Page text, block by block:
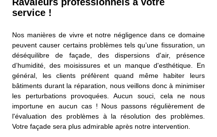
service !
Nos manières de vivre et notre négligence dans ce domaine
peuvent causer certains problèmes tels qu’une fissuration, un
déséquilibre de façade, des dispersions d'air, présence
d’humidité, des moisissures et un manque d'esthétique. En
général, les clients préfèrent quand même habiter leurs
bâtiments durant la réparation, nous veillons donc à minimiser
les perturbations provoquées. Aucun souci, cela ne nous
importune en aucun cas ! Nous passons régulièrement de
l'évaluation des problèmes à la résolution des problèmes.
Votre façade sera plus admirable après notre intervention.